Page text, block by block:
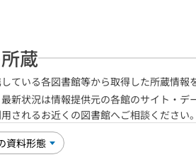
蔵
ている各図書館等から取得した所蔵情報
新状況は情報提供元の各館のサイト・
されるお近くの図書館へご相談ください